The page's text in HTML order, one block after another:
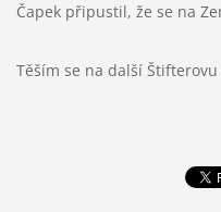
Čapek připustil, že se na
Těším se na další